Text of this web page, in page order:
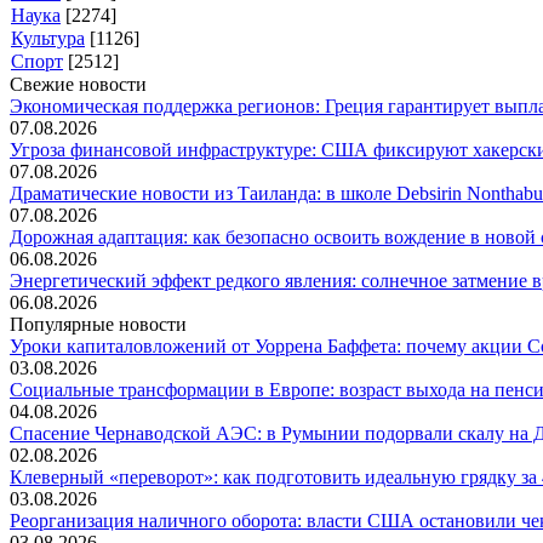
Наука [2274]
Культура [1126]
Спорт [2512]
Свежие новости
Экономическая поддержка регионов: Греция гарантирует
07.08.2026
Угроза финансовой инфраструктуре: США фиксируют
07.08.2026
Драматические новости из Таиланда: в школе Debsirin
07.08.2026
Дорожная адаптация: как безопасно освоить вождение в новой
06.08.2026
Энергетический эффект редкого явления: солнечное затмение
06.08.2026
Популярные новости
Уроки капиталовложений от Уоррена Баффета: почему акции
03.08.2026
Социальные трансформации в Европе: возраст выхода на
04.08.2026
Спасение Чернаводской АЭС: в Румынии подорвали скалу на
02.08.2026
Клеверный «переворот»: как подготовить идеальную грядку за
03.08.2026
Реорганизация наличного оборота: власти США остановили